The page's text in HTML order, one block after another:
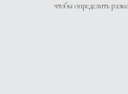
чтобы определить